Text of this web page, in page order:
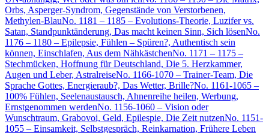
Orbs, Asperger-Syndrom, Gegenstände von Verstorbenen,
Methylen-BlauNo. 1181 – 1185 – Evolutions-Theorie, Luzifer vs.
Satan, Standpunktänderung, Das macht keinen Sinn, Sich lösenNo.
1176 – 1180 – Epilepsie, Fühlen – Spüren?, Authentisch sein
können, Einschlafen, Aus dem NähkästchenNo. 1171 – 1175 –
Stechmücken, Hoffnung für Deutschland, Die 5. Herzkammer,
Augen und Leber, AstralreiseNo. 1166-1070 – Trainer-Team, Die
Sprache Gottes, Energieraub?, Das Wetter, Brille?No. 1161-1065 –
100% Fühlen, Seelenaustausch, Ahnenreihe heilen, Werbung,
Ernstgenommen werdenNo. 1156-1060 – Vision oder
Wunschtraum, Grabovoi, Geld, Epilespie, Die Zeit nutzenNo. 1151-
1055 – Einsamkeit, Selbstgespräch, Reinkarnation, Frühere Leben